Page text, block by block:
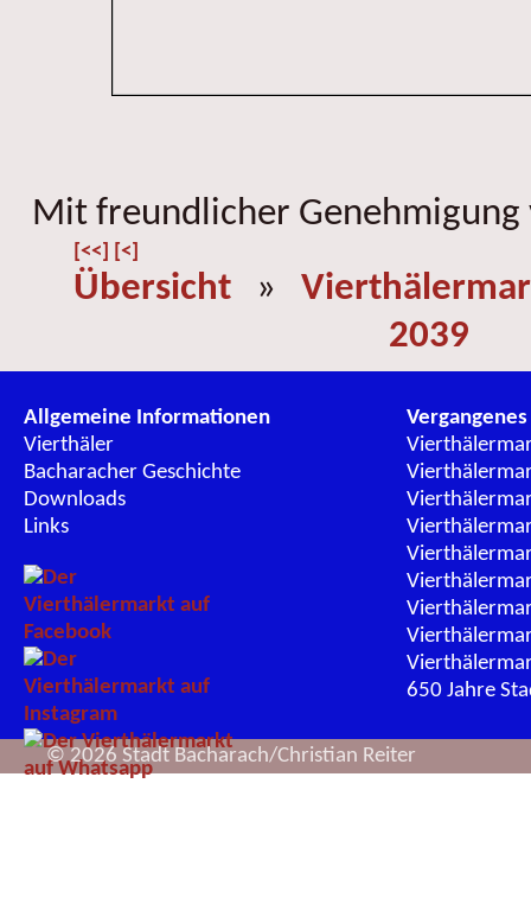
Mit freundlicher
[<<] [<]
Übersicht »
2039
Allgemeine Informationen
Vierthäler
Bacharacher Geschichte
Downloads
Links
Vergangenes
650 Jahre
© 2026 Stadt Bacharach/Christian Reiter